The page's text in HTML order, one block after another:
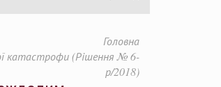
Головна
катастрофи (Рішення № 6-
р/2018)